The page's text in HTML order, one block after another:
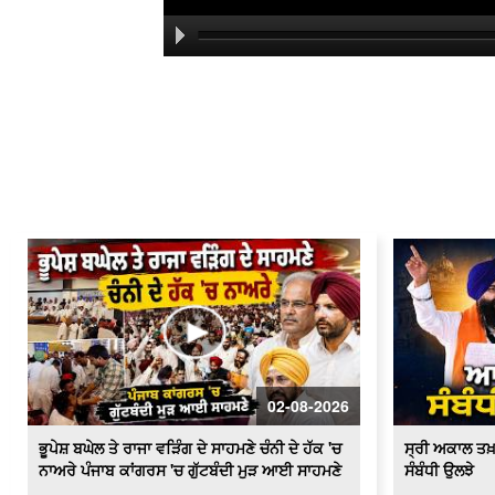
02-08-2026
ਭੂਪੇਸ਼ ਬਘੇਲ ਤੇ ਰਾਜਾ ਵੜਿੰਗ ਦੇ ਸਾਹਮਣੇ ਚੰਨੀ ਦੇ ਹੱਕ 'ਚ
ਨਾਅਰੇ ਪੰਜਾਬ ਕਾਂਗਰਸ 'ਚ ਗੁੱਟਬੰਦੀ ਮੁੜ ਆਈ ਸਾਹਮਣੇ
ਸ੍ਰੀ ਅਕਾਲ
ਸੰਬੰਧੀ ਉਲਝੇ